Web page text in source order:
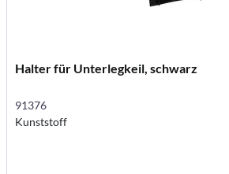
Halter für Unterlegkeil, schwarz
91376
Kunststoff